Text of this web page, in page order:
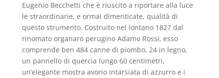
Eugenio Becchetti che è riuscito a riportare alla luce
le straordinarie, e ormai dimenticate, qualità di
questo strumento. Costruito nel lontano 1827 dal
rinomato organaro perugino Adamo Rossi, esso
comprende ben 484 canne di piombo, 24 in legno,
un pannello di quercia lungo 60 centimetri,
un’elegante mostra avorio intarsiata di azzurro e i